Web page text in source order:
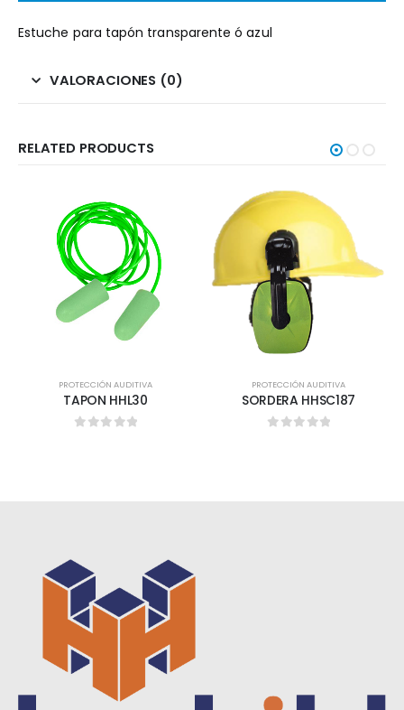
Estuche para tapón transparente ó azul
VALORACIONES (0)
RELATED PRODUCTS
PROTECCIÓN AUDITIVA
TAPON HHL30
PROTECCIÓN AUDITIVA
SORDERA HHSC187